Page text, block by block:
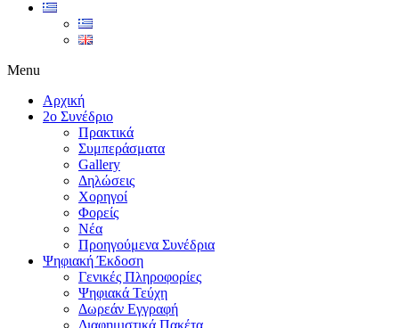
Menu
Αρχική
2ο Συνέδριο
Πρακτικά
Συμπεράσματα
Gallery
Δηλώσεις
Χορηγοί
Φορείς
Νέα
Προηγούμενα Συνέδρια
Ψηφιακή Έκδοση
Γενικές Πληροφορίες
Ψηφιακά Τεύχη
Δωρεάν Εγγραφή
Διαφημιστικά Πακέτα